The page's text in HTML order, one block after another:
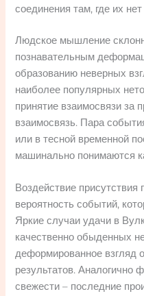
соединения там, где их нет
Людское мышление
познавательным
образованию неверных
наиболее популярных
принятие взаимосвязи за
взаимосвязь. Пара
или в тесной временной
машинально понимаются
Воздействие присутствия
вероятность событий,
Яркие случаи удачи в
качественно обыденных
деформированное взгляд
результатов. Аналогично
свежести – последние